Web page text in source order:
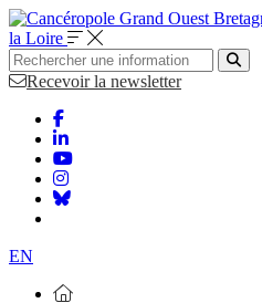
la Loire
Recevoir la newsletter
EN